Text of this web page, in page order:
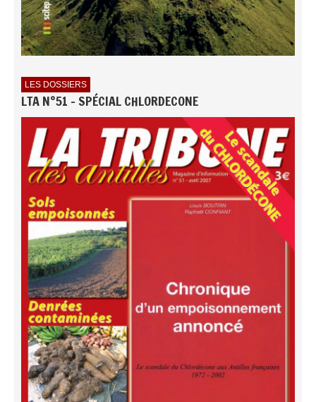
LES DOSSIERS
LTA N°51 - SPÉCIAL CHLORDECONE